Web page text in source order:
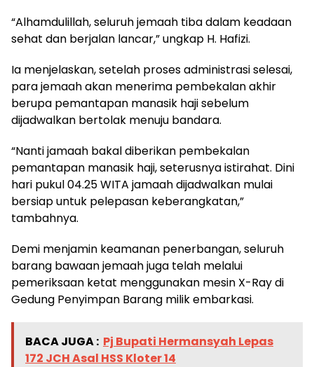
​“Alhamdulillah, seluruh jemaah tiba dalam keadaan
sehat dan berjalan lancar,” ungkap H. Hafizi.
Ia menjelaskan, setelah proses administrasi selesai,
para jemaah akan menerima pembekalan akhir
berupa pemantapan manasik haji sebelum
dijadwalkan bertolak menuju bandara.
“Nanti jamaah bakal diberikan pembekalan
pemantapan manasik haji, seterusnya istirahat. Dini
hari pukul 04.25 WITA jamaah dijadwalkan mulai
bersiap untuk pelepasan keberangkatan,”
tambahnya.
Demi menjamin keamanan penerbangan, seluruh
barang bawaan jemaah juga telah melalui
pemeriksaan ketat menggunakan mesin X-Ray di
Gedung Penyimpan Barang milik embarkasi.
BACA JUGA : Pj Bupati Hermansyah Lepas
172 JCH Asal HSS Kloter 14